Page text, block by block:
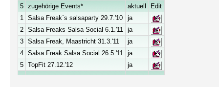
5 zugehörige Events* aktuell
Edit
1 Salsa Freak´s salsaparty 29.7.'10
ja
2 Salsa Freaks Salsa Social 6.1.'11 ja
3 Salsa Freak, Maastricht 31.3.'11
ja
4 Salsa Freak Salsa Social 26.5.'11 ja
5 TopFit 27.12.'12 ja